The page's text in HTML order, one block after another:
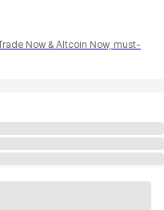
Now & Altcoin Now, must-